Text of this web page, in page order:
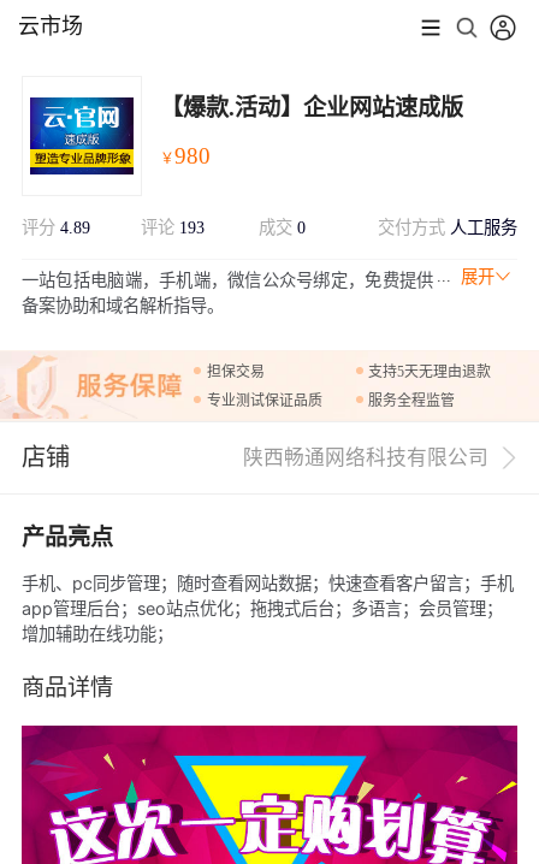
云市场
【爆款.活动】企业网站速成版
￥980
评分 4.89 评论 193 成交0 交付方式 人工服务
展开
一站包括电脑端，手机端，微信公众号绑定，免费提供
备案协助和域名解析指导。
担保交易
支持5天无理由退款
专业测试保证品质
服务全程监管
店铺 陕西畅通网络科技有限公司
产品亮点
手机、pc同步管理；随时查看网站数据；快速查看客户留言；手机
app管理后台；seo站点优化；拖拽式后台；多语言；会员管理；
增加辅助在线功能；
商品详情